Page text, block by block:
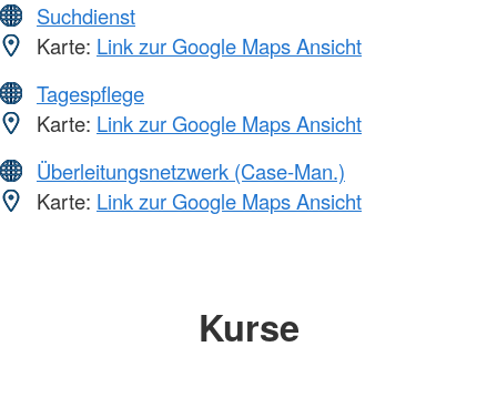
Suchdienst
Karte: Link zur Google Maps Ansicht
Tagespflege
Karte: Link zur Google Maps Ansicht
Überleitungsnetzwerk (Case-Man.)
Karte: Link zur Google Maps Ansicht
Kurse